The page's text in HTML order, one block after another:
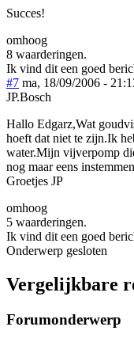
Succes!
omhoog
8 waarderingen.
Ik vind dit een goed
#7 ma, 18/09/2006 -
JP.Bosch
Hallo Edgarz,Wat
hoeft dat niet te zijn.Ik
water.Mijn vijverpomp
nog maar eens
Groetjes JP
omhoog
5 waarderingen.
Ik vind dit een goed
Onderwerp gesloten
Vergelijkbare
Forumonderwerp